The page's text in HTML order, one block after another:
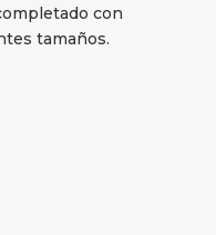
con
tamaños.